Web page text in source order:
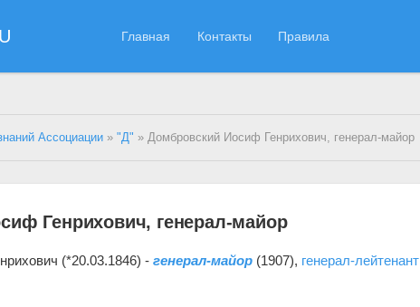
Главная Контакты Правила
Ассоциации »"Д" » Домбровский Иосиф Генрихович, генерал-майор
Генрихович, генерал-майор
(*20.03.1846) -генерал-майор (1907), генерал-лейтенант